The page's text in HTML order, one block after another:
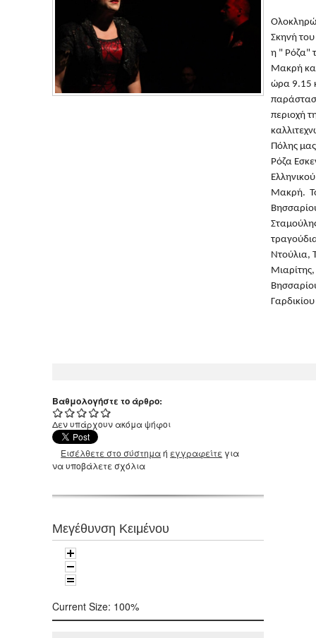
Σκηνή
η " Ρόζα"
Μακρή
ώρα 9.15
περιοχή
Πόλης
Ρόζα
Μακρή.
Ντούλια,
Βαθμολογήστε το άρθρο:
Δεν υπάρχουν ακόμα ψήφοι
Εισέλθετε στο σύστημαή εγγραφείτε για
να υποβάλετε σχόλια
Μεγέθυνση Κειμένου
Current Size: 100%